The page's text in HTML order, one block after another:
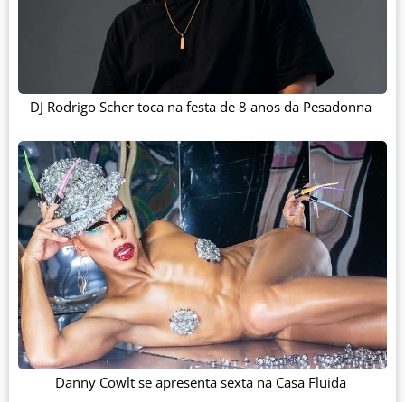
DJ Rodrigo Scher toca na festa de 8 anos da Pesadonna
Danny Cowlt se apresenta sexta na Casa Fluida